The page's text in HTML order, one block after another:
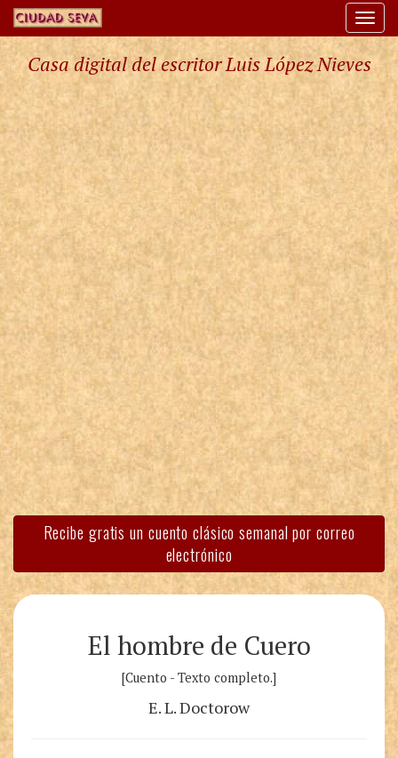
Casa digital del escritor Luis López Nieves
Recibe gratis un cuento clásico semanal por correo
electrónico
El hombre de Cuero
[Cuento - Texto completo.]
E. L. Doctorow